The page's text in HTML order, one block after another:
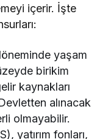
içerir. İşte
yaşam
birikim
kaynakları
alınacak
olmayabilir.
yatırım fonları,